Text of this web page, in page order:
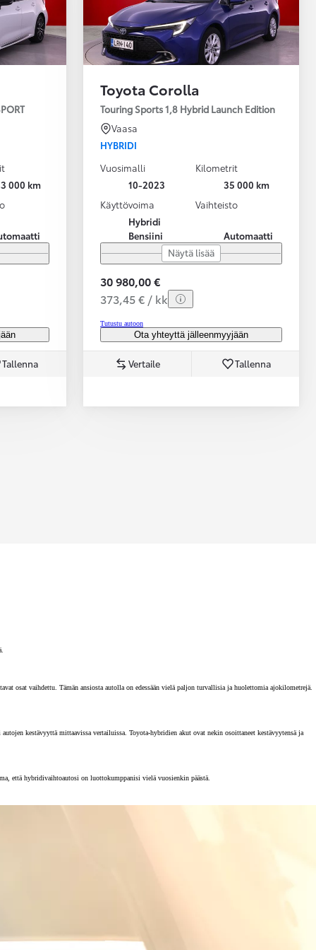
000 km
Tallenna
Toyota Corolla
Touring Sports 1,8 Hybrid Launch Edition
Vaasa
HYBRIDI
Vuosimalli
10-2023
Kilometrit
35 000 km
Käyttövoima
Hybridi
Bensiini
Vaihteisto
Automaatti
Näytä lisää
30 980,00 €
373,45 € / kk
Tutustu autoon
Ota yhteyttä jälleenmyyjään
Vertaile Tallenna
osat vaihdettu. Tämän ansiosta autolla on edessään vielä paljon turvallisia ja huolettomia ajokilometrejä.
kestävyyttä mittaavissa vertailuissa. Toyota-hybridien akut ovat nekin osoittaneet kestävyytensä ja
että hybridivaihtoautosi on luottokumppanisi vielä vuosienkin päästä.